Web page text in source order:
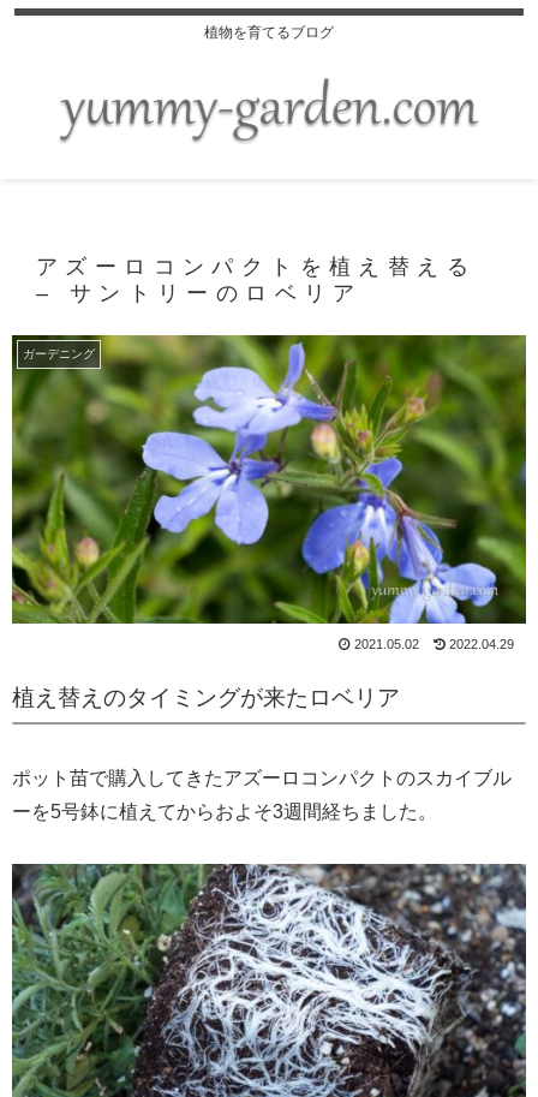
植物を育てるブログ
アズーロコンパクトを植え替える
– サントリーのロベリア
ガーデニング
2021.05.02 2022.04.29
植え替えのタイミングが来たロベリア
ポット苗で購入してきたアズーロコンパクトのスカイブル
ーを5号鉢に植えてからおよそ3週間経ちました。